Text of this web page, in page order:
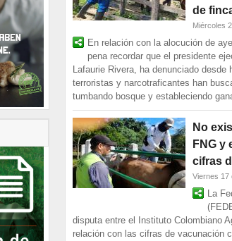
de
Miércoles
En relación con la alocución de
pena recordar que el presidente
Lafaurie Rivera, ha denunciado
terroristas y narcotraficantes han
tumbando bosque y estableciendo
No
FNG y
cifras
Viernes 17
La
disputa entre el Instituto Colombiano
relación con las cifras de vacunación